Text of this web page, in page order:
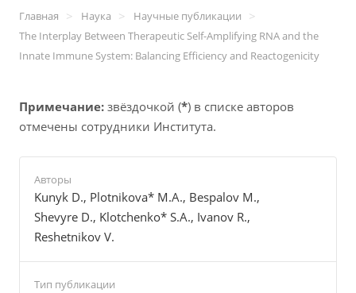
Главная > Наука > Научные публикации >
The Interplay Between Therapeutic Self-Amplifying RNA and the
Innate Immune System: Balancing Efficiency and Reactogenicity
Примечание: звёздочкой (*) в списке авторов
отмечены сотрудники Института.
Авторы
Kunyk D., Plotnikova* M.A., Bespalov M.,
Shevyre D., Klotchenko* S.A., Ivanov R.,
Reshetnikov V.
Тип публикации